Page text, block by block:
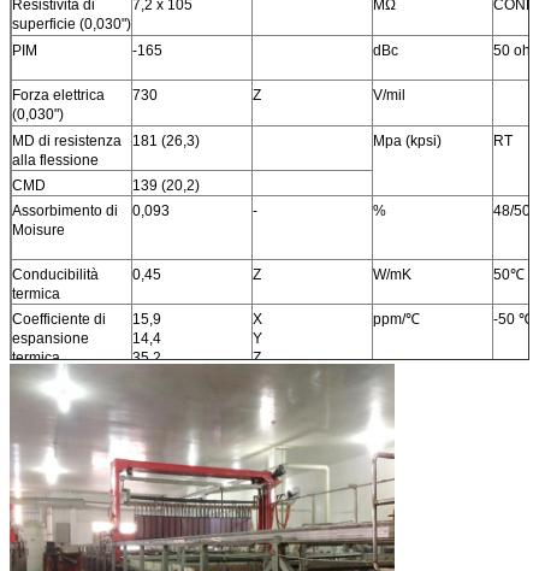
Resistività di
superficie (0,030")
7,2 x 105 MΩ COND
PIM -165 dBc 50
Forza elettrica
(0,030")
730 Z V/mil
MD di resistenza
alla flessione
181 (26,3) Mpa (kpsi) RT
CMD
139 (20,2)
Assorbimento di
Moisure
0,093 - % 48/50
Conducibilità
termica
0,45 Z W/mK 50℃
Coefficiente di
espansione
termica
15,9
14,4
35,2
X
Y
Z
ppm/℃ -50
Il TD 411
℃
Densità
1,58
gm/cm3
Buccia di rame
Stength
4,1 pli
Infiammabilità
V-0